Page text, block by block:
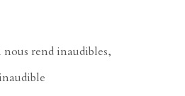
rend inaudibles,